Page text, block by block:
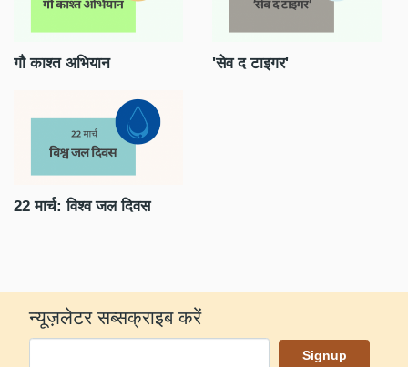
गौ काश्त अभियान 'सेव द टाइगर'
22 मार्च: विश्व जल दिवस
न्यूज़लेटर सब्सक्राइब करें